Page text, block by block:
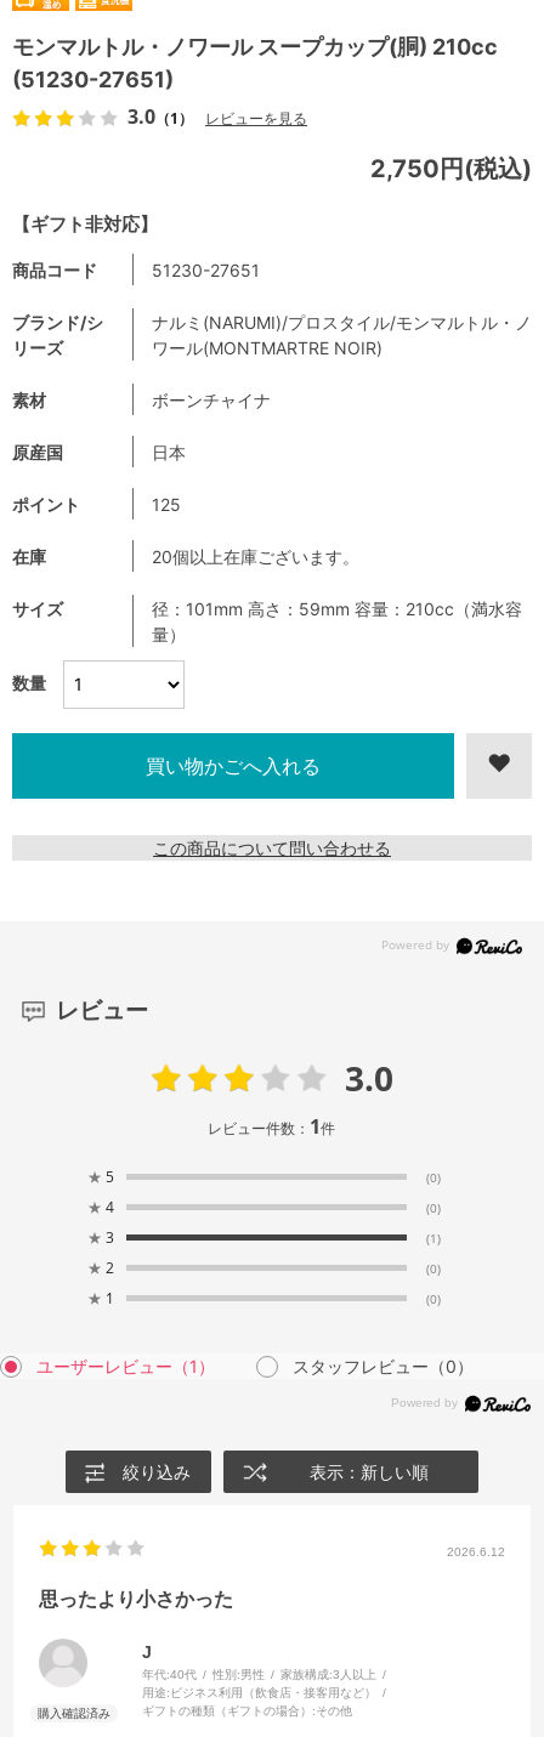
モンマルトル・ノワール スープカップ(胴) 210cc
(51230-27651)
3.0 （1） レビューを見る
【ギフト非対応】
2,750円(税込)
数量
商品コード 51230-27651
ブランド/シ
リーズ
ナルミ(NARUMI)/プロスタイル/モンマルトル・ノ
ワール(MONTMARTRE NOIR)
素材 ボーンチャイナ
原産国 日本
ポイント 125
在庫 20個以上在庫ございます。
サイズ
径：101mm 高さ：59mm 容量：210cc（満水容
量）
この商品について問い合わせる
レビュー
3.0
レビュー件数： 1件
★ 5 (0)
★ 4 (0)
★ 3 (1)
★ 2 (0)
★ 1 (0)
ユーザーレビュー （1） スタッフレビュー （0）
絞り込み 表示：新しい順
2026.6.12
思ったより小さかった
J
年代:40代 性別:男性 家族構成:3人以上
用途: ビジネス利用（飲食店・接客用など）
ギフトの種類（ギフトの場合）:その他